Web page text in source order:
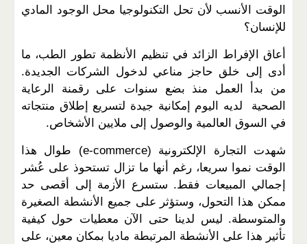
الوقت الأنسب لأن تحل التكنولوجيا محل الوجود المادي
للإنسان؟
أعاق الإفراط الزائد في تنظيم الأنظمة تطور الطب، ما
أدى إلى خلق حاجز مناعي لدخول الشركات الجديدة.
من بدأ العمل منذ بضع سنوات على رقمنة الرعاية
الصحية لديه اليوم إمكانية جيدة لتسريع إطلاق منتجاته
في السوق العالمية والوصول إلى ملايين الأشخاص.
شهدت التجارة الإلكترونية (e-commerce) طوال هذا
الوقت نموا سريعا، رغم أنها ما تزال تستحوذ على عُشر
إجمالي المبيعات فقط. ستسرع الأزمة إلى أقصى حد
ممكن هذا التحول، وستؤثر على جميع الأنشطة الصغيرة
والمتوسطة. ليس لدينا حتى الآن معطيات حول كيفية
تأثير هذا على الأنشطة المرتبطة ماديا بمكان معين، على